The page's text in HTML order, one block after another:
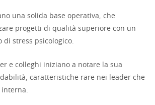
una solida base operativa, che
progetti di qualità superiore con un
di stress psicologico.
e colleghi iniziano a notare la sua
caratteristiche rare nei leader che
interna.